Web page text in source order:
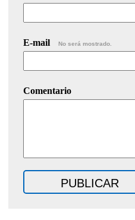
E-mail No será mostrado.
Comentario